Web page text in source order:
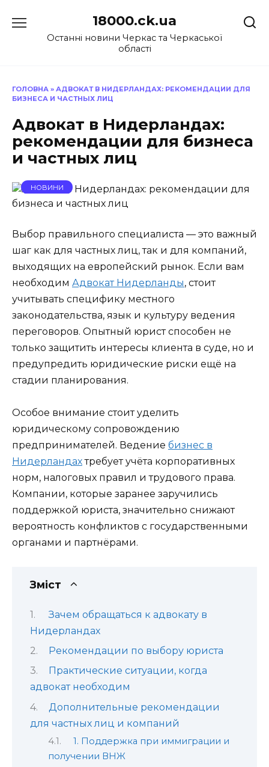
до
18000.ck.ua
Останні новини Черкас та Черкаської
області
ГОЛОВНА » АДВОКАТ В НИДЕРЛАНДАХ: РЕКОМЕНДАЦИИ ДЛЯ
БИЗНЕСА И ЧАСТНЫХ ЛИЦ
Адвокат в Нидерландах:
рекомендации для бизнеса
и частных лиц
НОВИНИ
Выбор правильного специалиста — это важный
шаг как для частных лиц, так и для компаний,
выходящих на европейский рынок. Если вам
необходим Адвокат Нидерланды, стоит
учитывать специфику местного
законодательства, язык и культуру ведения
переговоров. Опытный юрист способен не
только защитить интересы клиента в суде, но и
предупредить юридические риски ещё на
стадии планирования.
Особое внимание стоит уделить
юридическому сопровождению
предпринимателей. Ведение бизнес в
Нидерландахтребует учёта корпоративных
норм, налоговых правил и трудового права.
Компании, которые заранее заручились
поддержкой юриста, значительно снижают
вероятность конфликтов с государственными
органами и партнёрами.
Зміст
Зачем обращаться к адвокату в
Нидерландах
Рекомендации по выбору юриста
Практические ситуации, когда
адвокат необходим
Дополнительные рекомендации
для частных лиц и компаний
1. Поддержка при иммиграции и
получении ВНЖ